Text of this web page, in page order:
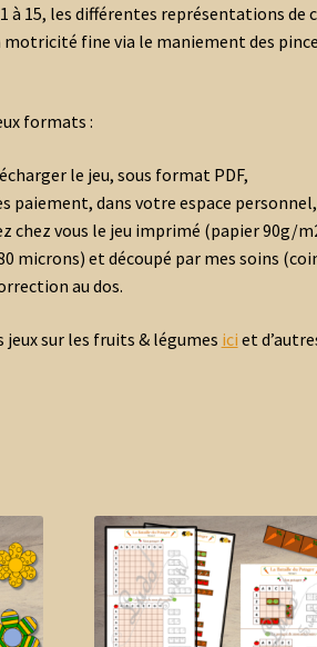
15, les différentes représentations de
fine via le maniement des
formats:
le jeu, sous format PDF,
paiement, dans votre espace personnel,
chez vous le jeu imprimé (papier 90g/
microns) et découpé par mes soins
au dos.
jeux sur les fruits & légumes ici et